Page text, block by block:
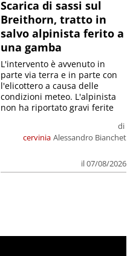
Scarica di sassi sul
Breithorn, tratto in
salvo alpinista ferito a
una gamba
cervinia
di
Alessandro Bianchet
il 07/08/2026
L'intervento è avvenuto in
parte via terra e in parte con
l'elicottero a causa delle
condizioni meteo. L'alpinista
non ha riportato gravi ferite